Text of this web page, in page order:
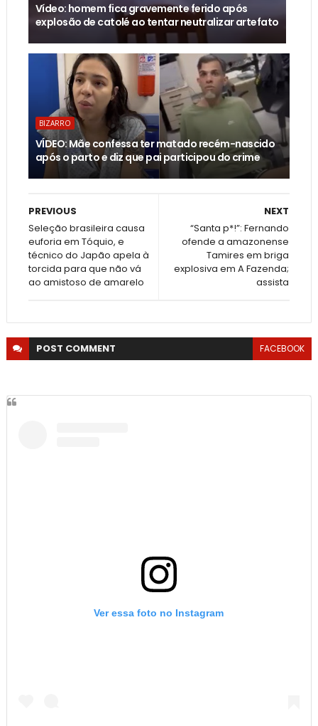
Vídeo: homem fica gravemente ferido após
explosão de catolé ao tentar neutralizar artefato
BIZARRO
VÍDEO: Mãe confessa ter matado recém-nascido
após o parto e diz que pai participou do crime
NEXT
“Santa p*!”: Fernando
ofende a amazonense
Tamires em briga
explosiva em A Fazenda;
assista
PREVIOUS
Seleção brasileira causa
euforia em Tóquio, e
técnico do Japão apela à
torcida para que não vá
ao amistoso de amarelo
POST COMMENT FACEBOOK
Ver essa foto no Instagram